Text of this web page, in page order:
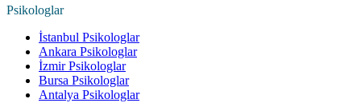
Psikologlar
İstanbul Psikologlar
Ankara Psikologlar
İzmir Psikologlar
Bursa Psikologlar
Antalya Psikologlar